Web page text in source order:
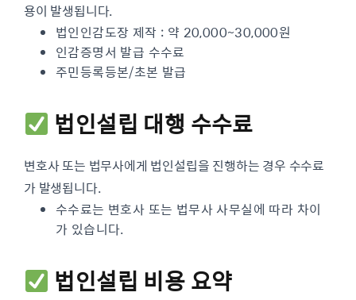
용이 발생됩니다.
법인인감도장 제작 : 약 20,000~30,000원
인감증명서 발급 수수료
주민등록등본/초본 발급
법인설립 대행 수수료
변호사 또는 법무사에게 법인설립을 진행하는 경우 수수료
가 발생됩니다.
수수료는 변호사 또는 법무사 사무실에 따라 차이
가 있습니다.
법인설립 비용 요약